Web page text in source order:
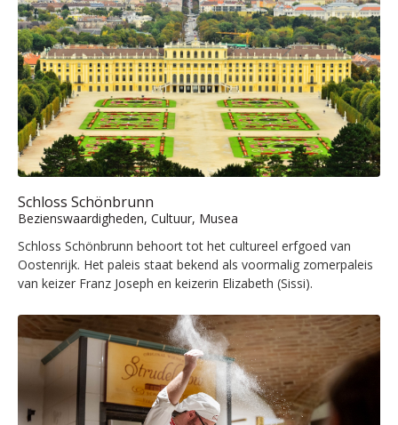
Schloss Schönbrunn
Bezienswaardigheden, Cultuur, Musea
Schloss Schönbrunn behoort tot het cultureel erfgoed van
Oostenrijk. Het paleis staat bekend als voormalig zomerpaleis
van keizer Franz Joseph en keizerin Elizabeth (Sissi).